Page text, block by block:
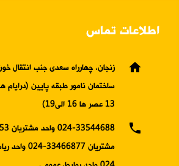
اطلاعات تماس
home
زنجان، چهارراه سعدی جنب انتقال
13 عصر ها 16 الی19)
phone